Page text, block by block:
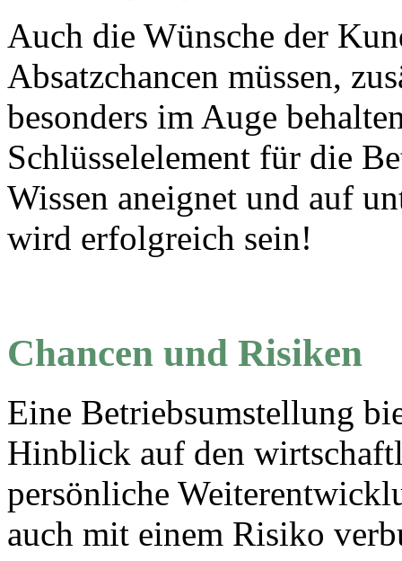
Auch die Wünsche der
Absatzchancen müssen,
besonders im Auge
Schlüsselelement für die
Wissen aneignet und auf
wird erfolgreich sein!
Chancen und Risiken
Eine Betriebsumstellung
Hinblick auf den
persönliche
auch mit einem Risiko